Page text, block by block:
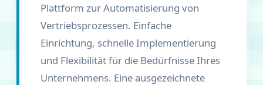
Plattform zur Automatisierung von
Vertriebsprozessen. Einfache
Einrichtung, schnelle Implementierung
und Flexibilität für die Bedürfnisse Ihres
Unternehmens. Eine ausgezeichnete